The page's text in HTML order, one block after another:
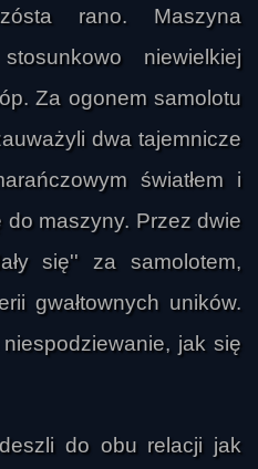
rano. Maszyna
niewielkiej
Za ogonem samolotu
dwa tajemnicze
światłem i
maszyny. Przez dwie
się'' za samolotem,
gwałtownych uników.
jak się
do obu relacji jak